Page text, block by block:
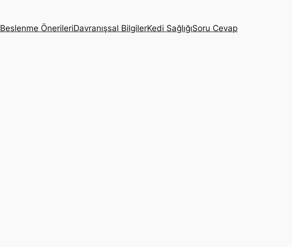
Beslenme ÖnerileriDavranışsal BilgilerKedi SağlığıSoru Cevap